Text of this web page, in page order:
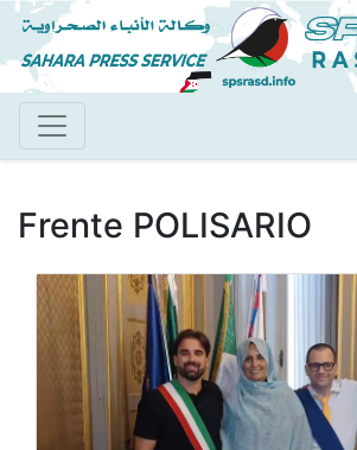
Pasar
al
contenido
Frente POLISARIO